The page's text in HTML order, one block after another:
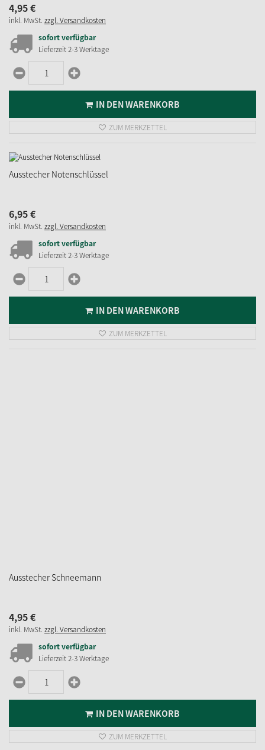
4,95€
inkl. MwSt. zzgl. Versandkosten
sofort verfügbar
Lieferzeit 2-3 Werktage
IN DEN WARENKORB
ZUM MERKZETTEL
Ausstecher Notenschlüssel
6,95€
inkl. MwSt. zzgl. Versandkosten
sofort verfügbar
Lieferzeit 2-3 Werktage
IN DEN WARENKORB
ZUM MERKZETTEL
Ausstecher Schneemann
4,95€
inkl. MwSt. zzgl. Versandkosten
sofort verfügbar
Lieferzeit 2-3 Werktage
IN DEN WARENKORB
ZUM MERKZETTEL